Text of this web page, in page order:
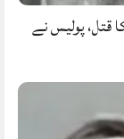
قتل، پولیس نے